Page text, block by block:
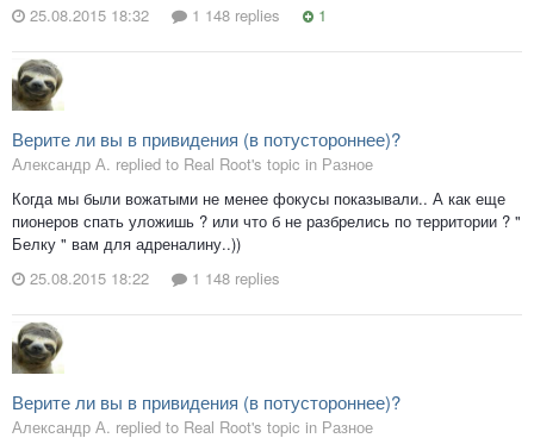
25.08.2015 18:32
1 148 replies 1
Верите ли вы в привидения (в потустороннее)?
Александр А. replied to Real Root's topic in Разное
Когда мы были вожатыми не менее фокусы показывали.. А как еще
пионеров спать уложишь ? или что б не разбрелись по территории ? "
Белку " вам для адреналину..))
25.08.2015 18:22
1 148 replies
Верите ли вы в привидения (в потустороннее)?
Александр А. replied to Real Root's topic in Разное